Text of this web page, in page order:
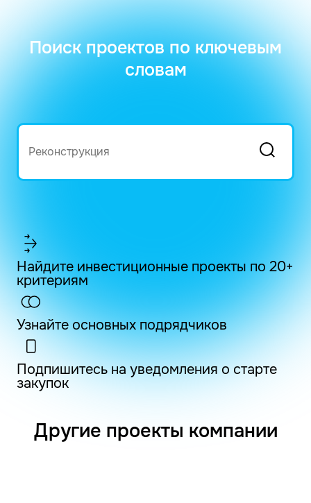
Поиск проектов по ключевым
словам
Найдите инвестиционные проекты по 20+
критериям
Узнайте основных подрядчиков
Подпишитесь на уведомления о старте
закупок
Другие проекты компании